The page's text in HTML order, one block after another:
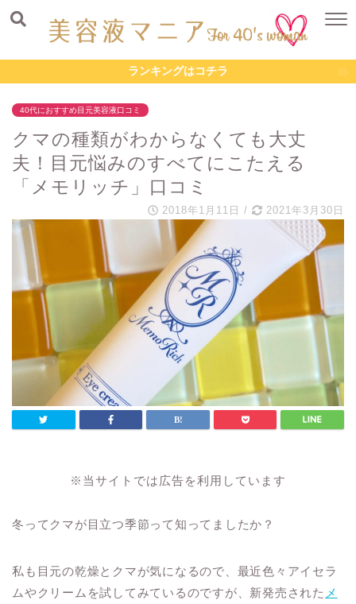
ランキングはコチラ
40代におすすめ目元美容液口コミ
クマの種類がわからなくても大丈
夫！目元悩みのすべてにこたえる
「メモリッチ」口コミ
2018年1月11日 / 2021年3月30日
※当サイトでは広告を利用しています
冬ってクマが目立つ季節って知ってましたか？
私も目元の乾燥とクマが気になるので、最近色々アイセラ
ムやクリームを試してみているのですが、新発売された メ